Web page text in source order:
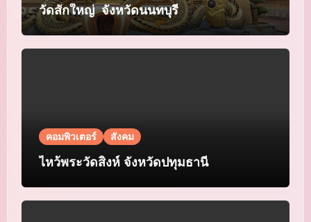
วัดสักใหญ่ จังหวัดนนทบุรี
คอมพิวเตอร์ สังคม
ไหว้พระวัดสิงห์ จังหวัดปทุมธานี